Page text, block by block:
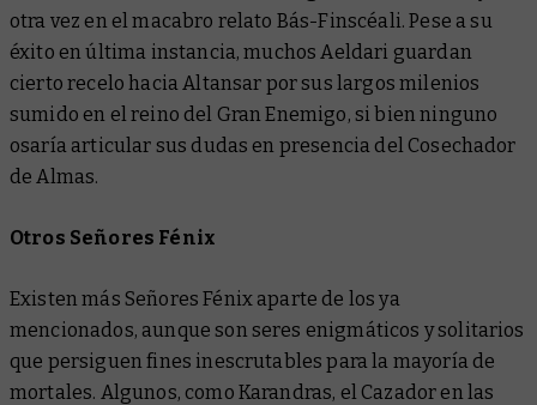
otra vez en el macabro relato Bás-Finscéali. Pese a su
éxito en última instancia, muchos Aeldari guardan
cierto recelo hacia Altansar por sus largos milenios
sumido en el reino del Gran Enemigo, si bien ninguno
osaría articular sus dudas en presencia del Cosechador
de Almas.
Otros Señores Fénix
Existen más Señores Fénix aparte de los ya
mencionados, aunque son seres enigmáticos y solitarios
que persiguen fines inescrutables para la mayoría de
mortales. Algunos, como Karandras, el Cazador en las